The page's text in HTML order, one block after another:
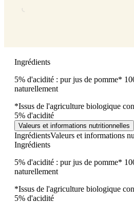
Ingrédients
5% d'acidité : pur jus de pomme*
naturellement
*Issus de l'agriculture biologique
5% d'acidité
Valeurs et informations nutritionnelles
IngrédientsValeurs et informations
Ingrédients
5% d'acidité : pur jus de pomme*
naturellement
*Issus de l'agriculture biologique
5% d'acidité